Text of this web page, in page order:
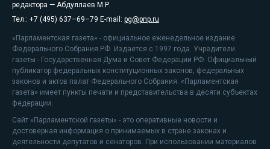
редактора — Абдуллаев М.Р.
Тел.: +7 (495) 637–69–79 E-mail: pg@pnp.ru
«Парламентская газета» - официальное еженедельное издание
Федерального Собрания РФ. Издается с 1997 года. Учредители
газеты - Государственная Дума и Совет Федерации РФ. Официальный
публикатор федеральных конституционных законов, федеральных
законов и актов палат Федерального Собрания. «Парламентская
газета» имеет пункты печати и представительства в десяти субъектах
федерации.
Сайт «Парламентской газеты» - это оперативные новости и
достоверная информация о принимаемых в стране законах и
деятельности депутатов и сенаторов. При использовании материалов